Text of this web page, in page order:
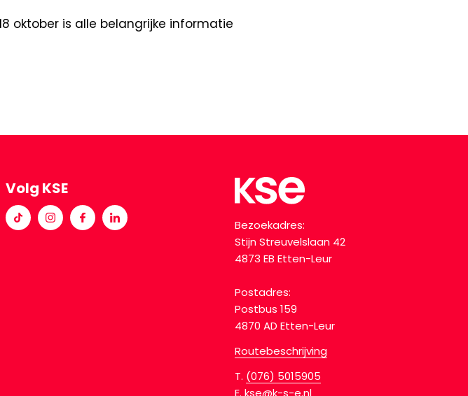
oktober is alle belangrijke informatie
Volg KSE
Bezoekadres:
Stijn Streuvelslaan 42
4873 EB Etten-Leur
Postadres:
Postbus 159
4870 AD Etten-Leur
Routebeschrijving
T. (076) 5015905
E. kse@k-s-e.nl